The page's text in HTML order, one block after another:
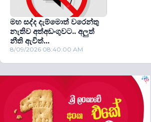
මහ සද්ද දැම්මොත් වරෙන්තු
නැතිව අත්අඩංගුවට.. අලුත්
නීති ඇවිත්...
8/09/2026 08:40:00 AM